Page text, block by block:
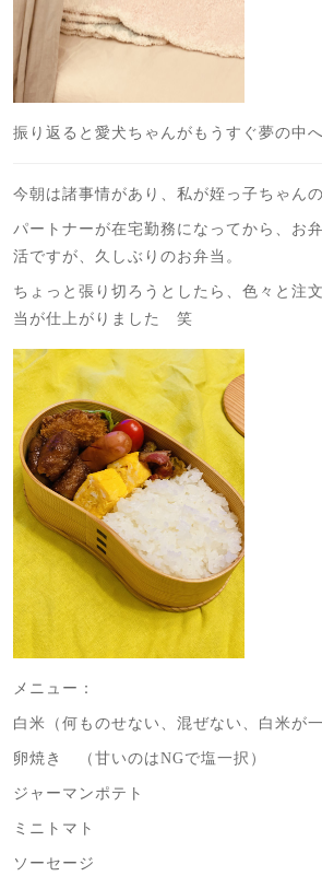
振り返ると愛犬ちゃんがもうすぐ夢の中
今朝は諸事情があり、私が姪っ子ちゃん
パートナーが在宅勤務になってから、お
活ですが、久しぶりのお弁当。
ちょっと張り切ろうとしたら、色々と注
当が仕上がりました 笑
メニュー：
白米（何ものせない、混ぜない、白米が
卵焼き （甘いのはNGで塩一択）
ジャーマンポテト
ミニトマト
ソーセージ